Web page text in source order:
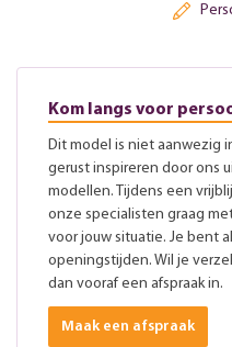
Kom langs voor
Dit model is niet aanwezig
gerust inspireren door ons
modellen. Tijdens een
onze specialisten graag
voor jouw situatie. Je bent
openingstijden. Wil je
dan vooraf een afspraak in.
Maak een afspraak